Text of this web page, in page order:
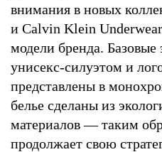
внимания в новых
и Calvin Klein Underwear
модели бренда.
унисекс-силуэтом и
представлены в
белье сделаны из
материалов — таким
продолжает свою